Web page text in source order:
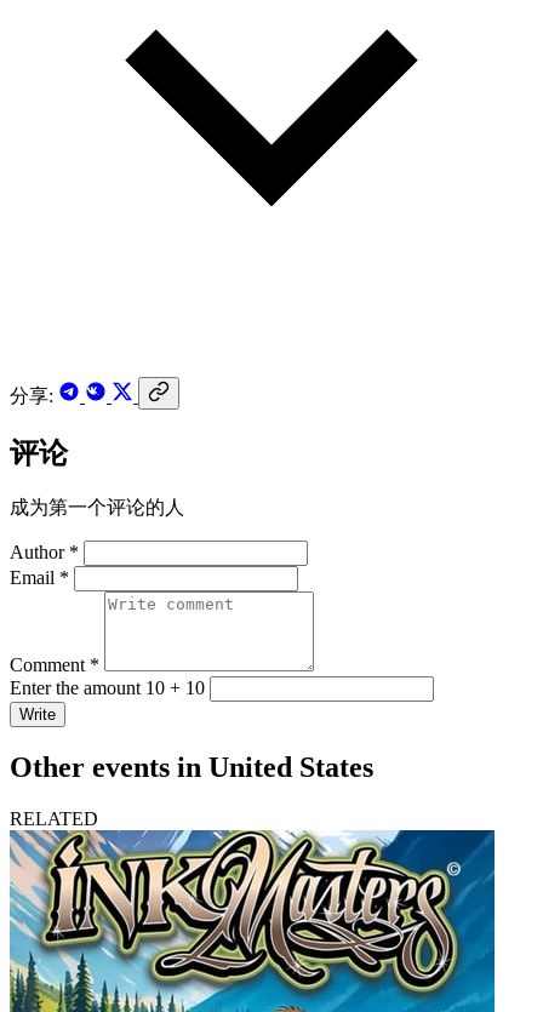
分享:
评论
成为第一个评论的人
Author *
Email *
Comment *
Enter the amount 10 + 10
Write
Other events in United States
RELATED